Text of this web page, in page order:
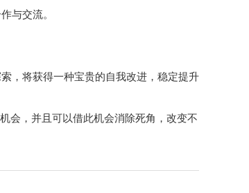
与交流。
，将获得一种宝贵的自我改进，稳定提升
会，并且可以借此机会消除死角，改变不